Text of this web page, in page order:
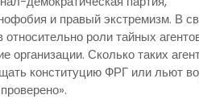
и правый экстремизм. В
роли тайных
Сколько таких
конституцию ФРГ или льют